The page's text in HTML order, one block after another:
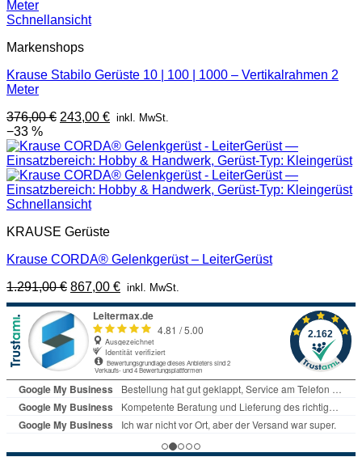
Schnellansicht
Markenshops
Krause Stabilo Gerüste 10 | 100 | 1000 – Vertikalrahmen 2
Meter
376,00€ Ursprünglicher
war:
376,00 €
243,00 €Aktueller
ist:
243,00 €.
inkl. MwSt.
−33 %
Schnellansicht
KRAUSE Gerüste
Krause CORDA® Gelenkgerüst – LeiterGerüst
1.291,00€ Ursprünglicher
Preis
war:
1.291,00 €
867,00 €Aktueller
Preis
ist:
867,00 €.
inkl. MwSt.